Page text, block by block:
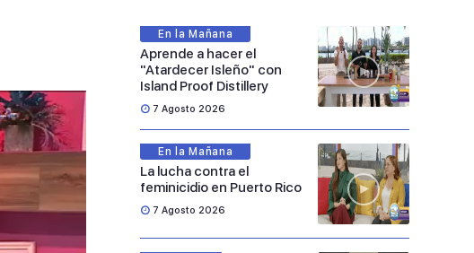
En la Mañana
Aprende a hacer el
"Atardecer Isleño" con
Island Proof Distillery
7 Agosto 2026
En la Mañana
La lucha contra el
feminicidio en Puerto Rico
7 Agosto 2026